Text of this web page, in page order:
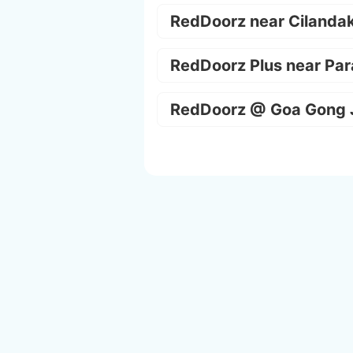
RedDoorz near
RedDoorz Plus near
RedDoorz @ Goa